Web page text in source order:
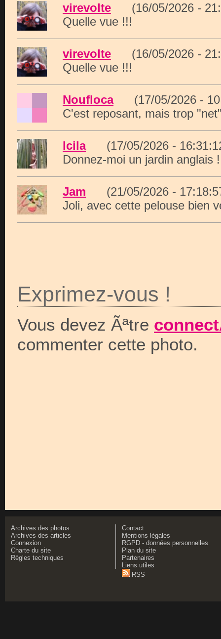
virevolte (16/05/2026 -
Quelle vue !!!
virevolte (16/05/2026 -
Quelle vue !!!
Noufloca(17/05/2026 -
C'est reposant, mais trop
Icila(17/05/2026 -
Donnez-moi un jardin anglais !
Jam (21/05/2026 -
Joli, avec cette pelouse bien
Exprimez-vous !
Vous devez Ãªtre
commenter cette photo.
Archives des photos
Archives des articles
Connexion
Charte du site
Règles techniques
Contact
Mentions légales
RGPD - données personnelles
Plan du site
Partenaires
Liens utiles
RSS